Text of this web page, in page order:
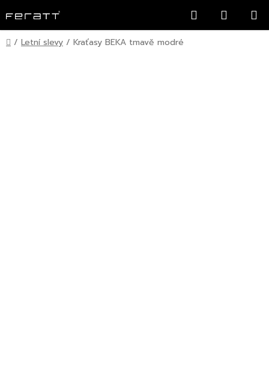
na
obsah
Hledat
KOŠÍK
Domů
/ Letní slevy / Kraťasy BEKA tmavě modré